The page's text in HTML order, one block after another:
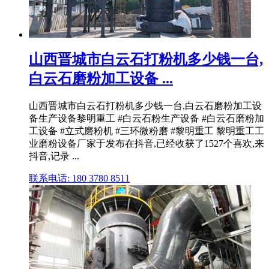
山西晋城市白云石打粉机多少钱一台,
白云石磨粉加工设备 ...
山西晋城市白云石打粉机多少钱一台,白云石磨粉加工设
备生产设备黎明重工 #白云石粉生产设备 #白云石磨粉加
工设备 #立式磨粉机 #三环微粉磨 #黎明重工 黎明重工工
业磨粉设备厂家于发布在抖音,已经收获了1527个喜欢,来
抖音,记录 ...
联系电话: 180 3780 8511